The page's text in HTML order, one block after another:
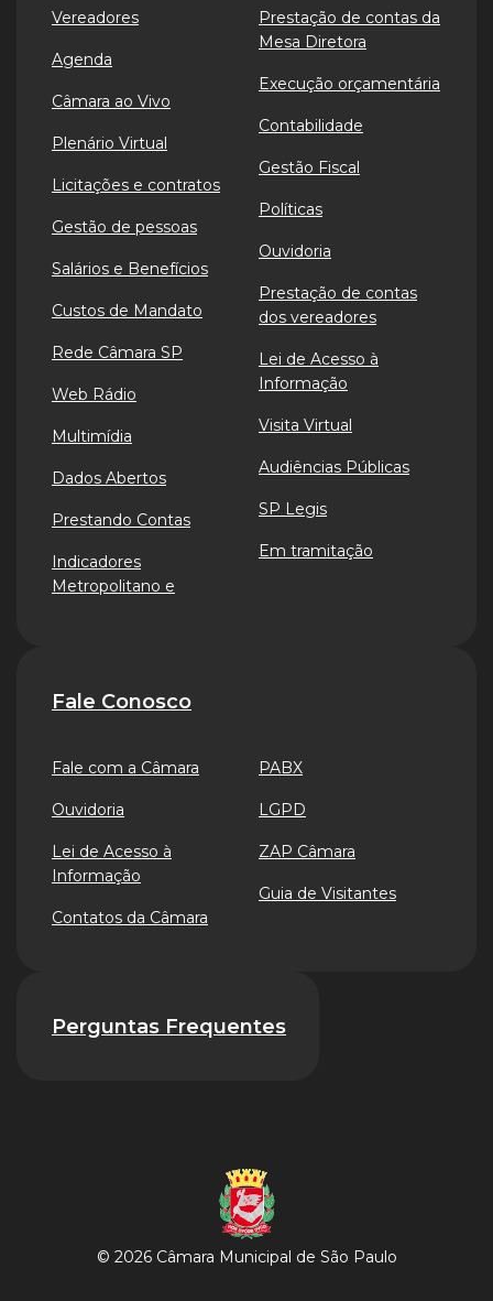
Vereadores
Agenda
Câmara ao Vivo
Plenário Virtual
Licitações e contratos
Gestão de pessoas
Salários e Benefícios
Custos de Mandato
Rede Câmara SP
Web Rádio
Multimídia
Dados Abertos
Prestando Contas
Indicadores
Metropolitano e
Prestação de contas da
Mesa Diretora
Execução orçamentária
Contabilidade
Gestão Fiscal
Políticas
Ouvidoria
Prestação de contas
dos vereadores
Lei de Acesso à
Informação
Visita Virtual
Audiências Públicas
SP Legis
Em tramitação
Fale Conosco
Fale com a Câmara
Ouvidoria
Lei de Acesso à
Informação
Contatos da Câmara
PABX
LGPD
ZAP Câmara
Guia de Visitantes
Perguntas Frequentes
© 2026 Câmara Municipal de São Paulo